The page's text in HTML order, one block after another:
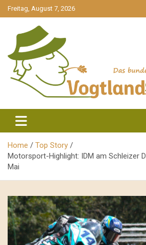
gehe
zum
Freitag, August 7, 2026
Vogtlandstreicher
Home
Top Story
Motorsport-Highlight: IDM am Schleizer
Mai